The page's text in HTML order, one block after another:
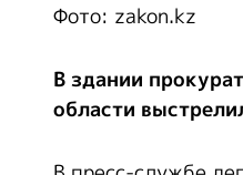
Фото: zakon.kz
В здании
области